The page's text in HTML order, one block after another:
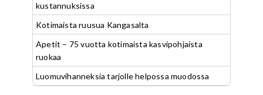
kustannuksissa
Kotimaista ruusua Kangasalta
Apetit – 75 vuotta kotimaista kasvipohjaista
ruokaa
Luomuvihanneksia tarjolle helpossa muodossa